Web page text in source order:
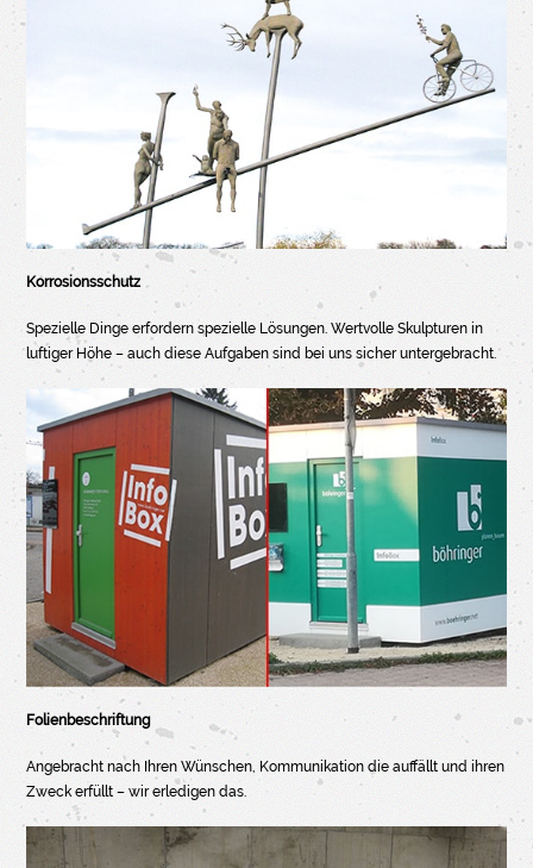
Korrosionsschutz
Spezielle Dinge erfordern spezielle Lösungen. Wertvolle Skulpturen in
luftiger Höhe – auch diese Aufgaben sind bei uns sicher untergebracht.
Folienbeschriftung
Angebracht nach Ihren Wünschen, Kommunikation die auffällt und ihren
Zweck erfüllt – wir erledigen das.